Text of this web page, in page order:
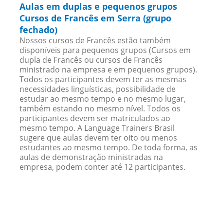
Aulas em duplas e pequenos grupos
Cursos de Francês em Serra (grupo
fechado)
Nossos cursos de Francês estão também
disponíveis para pequenos grupos (Cursos em
dupla de Francês ou cursos de Francês
ministrado na empresa e em pequenos grupos).
Todos os participantes devem ter as mesmas
necessidades linguísticas, possibilidade de
estudar ao mesmo tempo e no mesmo lugar,
também estando no mesmo nível. Todos os
participantes devem ser matriculados ao
mesmo tempo. A Language Trainers Brasil
sugere que aulas devem ter oito ou menos
estudantes ao mesmo tempo. De toda forma, as
aulas de demonstração ministradas na
empresa, podem conter até 12 participantes.